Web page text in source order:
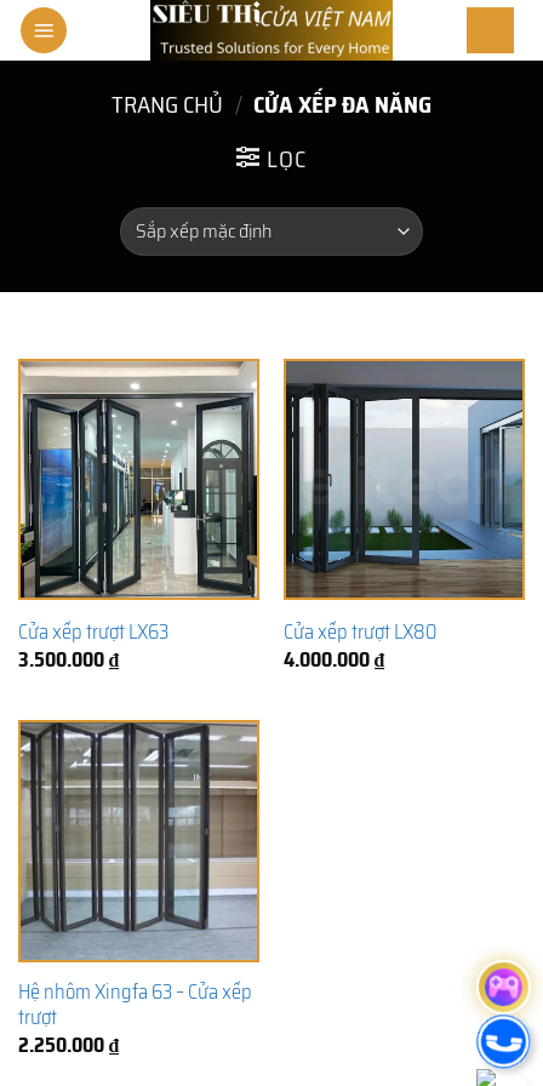
Skip
to
TRANG CHỦ / CỬA XẾP ĐA NĂNG
LỌC
Cửa xếp trượt LX63
3.500.000₫
Cửa xếp trượt LX80
4.000.000₫
Hệ nhôm Xingfa 63 – Cửa xếp
trượt
2.250.000₫